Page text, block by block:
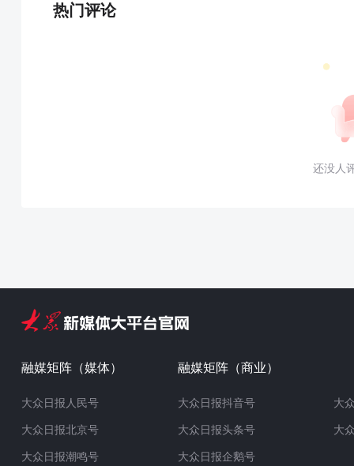
热门评论
还没人
融媒矩阵（媒体）
大众日报人民号
大众日报北京号
大众日报潮鸣号
融媒矩阵（商业）
大众日报抖音号
大众日报头条号
大众日报企鹅号
大
大